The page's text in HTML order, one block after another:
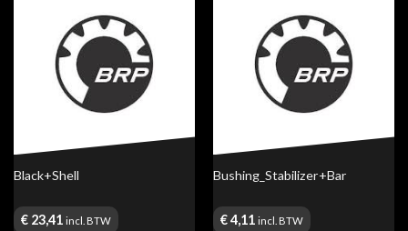
Black+Shell
€23,41 incl. BTW
Bushing_Stabilizer+Bar
€4,11 incl. BTW